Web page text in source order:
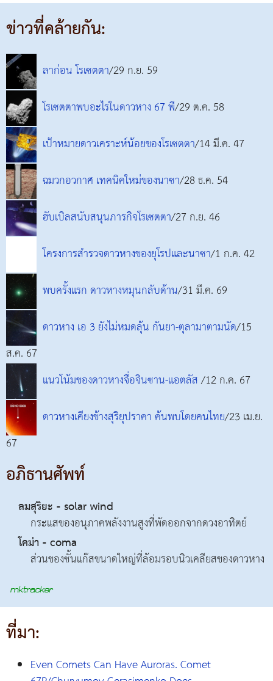
ข่าวที่คล้ายกัน:
ลาก่อน โรเซตตา/29 ก.ย. 59
โรเซตตาพบอะไรในดาวหาง 67 พี/29 ต.ค. 58
เป้าหมายดาวเคราะห์น้อยของโรเซตตา/14 มี.ค. 47
ฉมวกอวกาศ เทคนิคใหม่ของนาซา/28 ธ.ค. 54
ฮับเบิลสนับสนุนภารกิจโรเซตตา/27 ก.ย. 46
โครงการสำรวจดาวหางของยุโรปและนาซา/1 ก.ค. 42
พบครั้งแรก ดาวหางหมุนกลับด้าน/31 มี.ค. 69
ดาวหาง เอ 3 ยังไม่หมดลุ้น กันยา-ตุลามาตามนัด/15
ส.ค. 67
แนวโน้มของดาวหางจื่อจินซาน-แอตลัส/12 ก.ค. 67
ดาวหางเคียงข้างสุริยุปราคา ค้นพบโดยคนไทย/23 เม.ย.
67
อภิธานศัพท์
ลมสุริยะ - solar wind
กระแสของอนุภาคพลังงานสูงที่พัดออกจากดวงอาทิตย์
โคม่า - coma
ส่วนของชั้นแก๊สขนาดใหญ่ที่ล้อมรอบนิวเคลียสของดาวหาง
ที่มา:
Even Comets Can Have Auroras. Comet